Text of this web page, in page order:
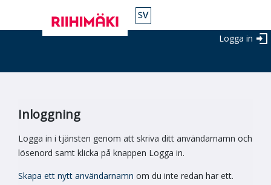
Logga in
Inloggning
Logga in i tjänsten genom att skriva ditt användarnamn och
lösenord samt klicka på knappen Logga in.
Skapa ett nytt användarnamn om du inte redan har ett.